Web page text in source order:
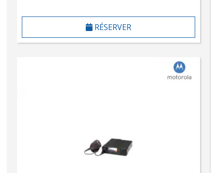
RÉSERVER